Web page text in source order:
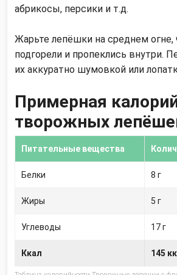
абрикосы, персики и т.д.
Жарьте лепёшки на среднем огне,
подгорели и пропеклись внутри.
их аккуратно шумовкой или
Примерная
творожных
Питательные вещества
Ккал 145
Белки 8 г
Жиры 5 г
Углеводы 17 г